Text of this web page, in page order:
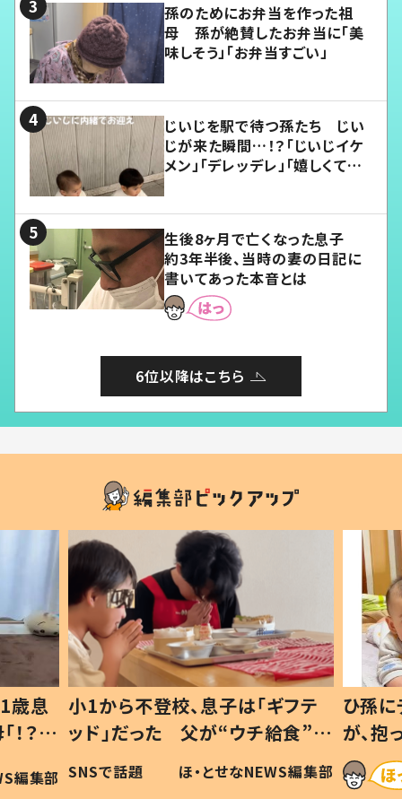
孫のためにお弁当を作った祖
母 孫が絶賛したお弁当に「美
味しそう」「お弁当すごい」
じいじを駅で待つ孫たち じい
じが来た瞬間…！？「じいじイケ
メン」「デレッデレ」「嬉しくて可
生後8ヶ月で亡くなった息子
約3年半後、当時の妻の日記に
書いてあった本音とは
6位以降はこちら
歳息
？」
編集部
小1から不登校、息子は「ギフテ
ッド」だった 父が“ウチ給食”を
作り続ける理由とは #令和の親
#令和の子
SNSで話題 ほ・とせなNEWS編集部
ひ孫
が、
「涙が
い」